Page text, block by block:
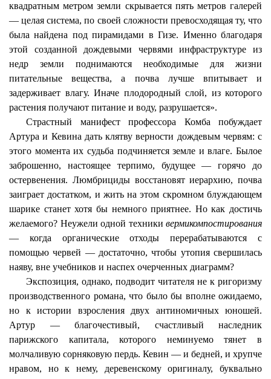
квадратным метром земли скрывается пять метров галерей
— целая система, по своей сложности превосходящая ту, что
была найдена под пирамидами в Гизе. Именно благодаря
этой созданной дождевыми червями инфраструктуре из
недр земли поднимаются необходимые для жизни
питательные вещества, а почва лучше впитывает и
задерживает влагу. Иначе плодородный слой, из которого
растения получают питание и воду, разрушается».
Страстный манифест профессора Комба побуждает
Артура и Кевина дать клятву верности дождевым червям: с
этого момента их судьба подчиняется земле и влаге. Былое
заброшенно, настоящее терпимо, будущее — горячо до
остервенения. Люмбрицидывосстановят иерархию, почва
заиграет достатком, и жить на этом скромном блуждающем
шарике станет хотя бы немного приятнее. Но как достичь
желаемого? Неужели одной техники вермикомпостирования
— когда органические отходы перерабатываются с
помощью червей — достаточно, чтобы утопия свершилась
наяву, вне учебников и наспех очерченных диаграмм?
Экспозиция, однако, подводит читателя не к ригоризму
производственного романа, что было бы вполне ожидаемо,
но к истории взросления двух антиномичныхюношей.
Артур — благочестивый, счастливый наследник
парижского капитала, которого неминуемо тянет в
молчаливую сорняковую пердь. Кевин — и бедней, и хрупче
нравом, но к нему, деревенскому оригиналу, буквально